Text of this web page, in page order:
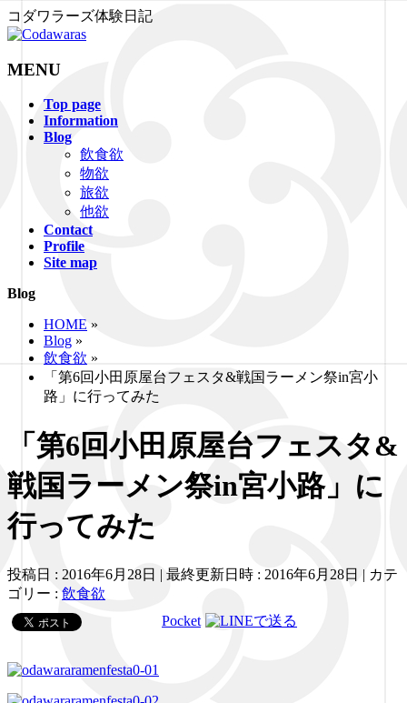
コダワラーズ体験日記
MENU
Top page
Information
Blog
飲食欲
物欲
旅欲
他欲
Contact
Profile
Site map
Blog
HOME »
Blog »
飲食欲 »
「第6回小田原屋台フェスタ&戦国ラーメン祭in宮小
路」に行ってみた
「第6回小田原屋台フェスタ&
戦国ラーメン祭in宮小路」に
行ってみた
投稿日 : 2016年6月28日 最終更新日時 : 2016年6月28日
カテ
ゴリー : 飲食欲
Pocket